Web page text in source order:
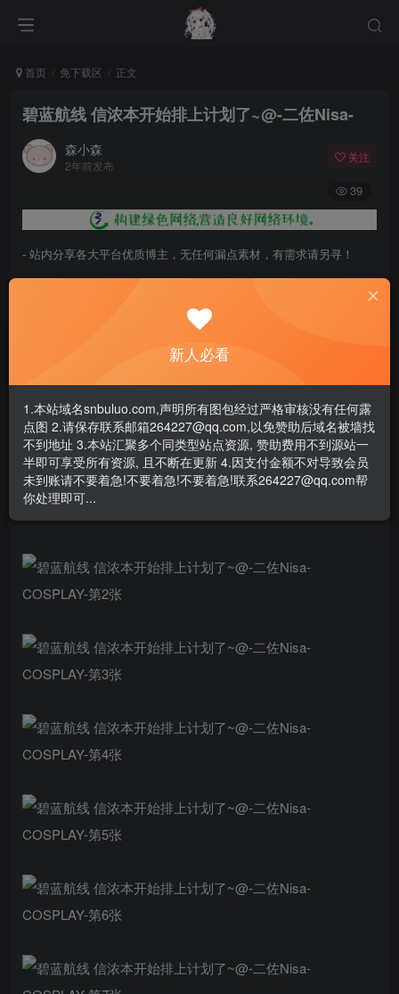
首页 免下载区 正文
碧蓝航线 信浓本开始排上计划了~@-二佐Nisa-
森小森
2年前发布
关注
39
- 站内分享各大平台优质博主，无任何漏点素材，有需求请另寻！
- 百度网盘提示提取码错误，请更换浏览器重试，这是百度网盘版本问
- 遇见解压密码不对、无法解压，请查看
- 资源失效/充值未到账/账号解禁...等问题请《提交工单》
信浓本开始排上计划了~
#碧蓝航线#
新人必看
1.本站域名snbuluo.com,声明所有图包经过严格审核没有任何露
点图 2.请保存联系邮箱264227@qq.com,以免赞助后域名被墙找
不到地址 3.本站汇聚多个同类型站点资源, 赞助费用不到源站一
半即可享受所有资源, 且不断在更新 4.因支付金额不对导致会员
未到账请不要着急!不要着急!不要着急!联系264227@qq.com帮
你处理即可...